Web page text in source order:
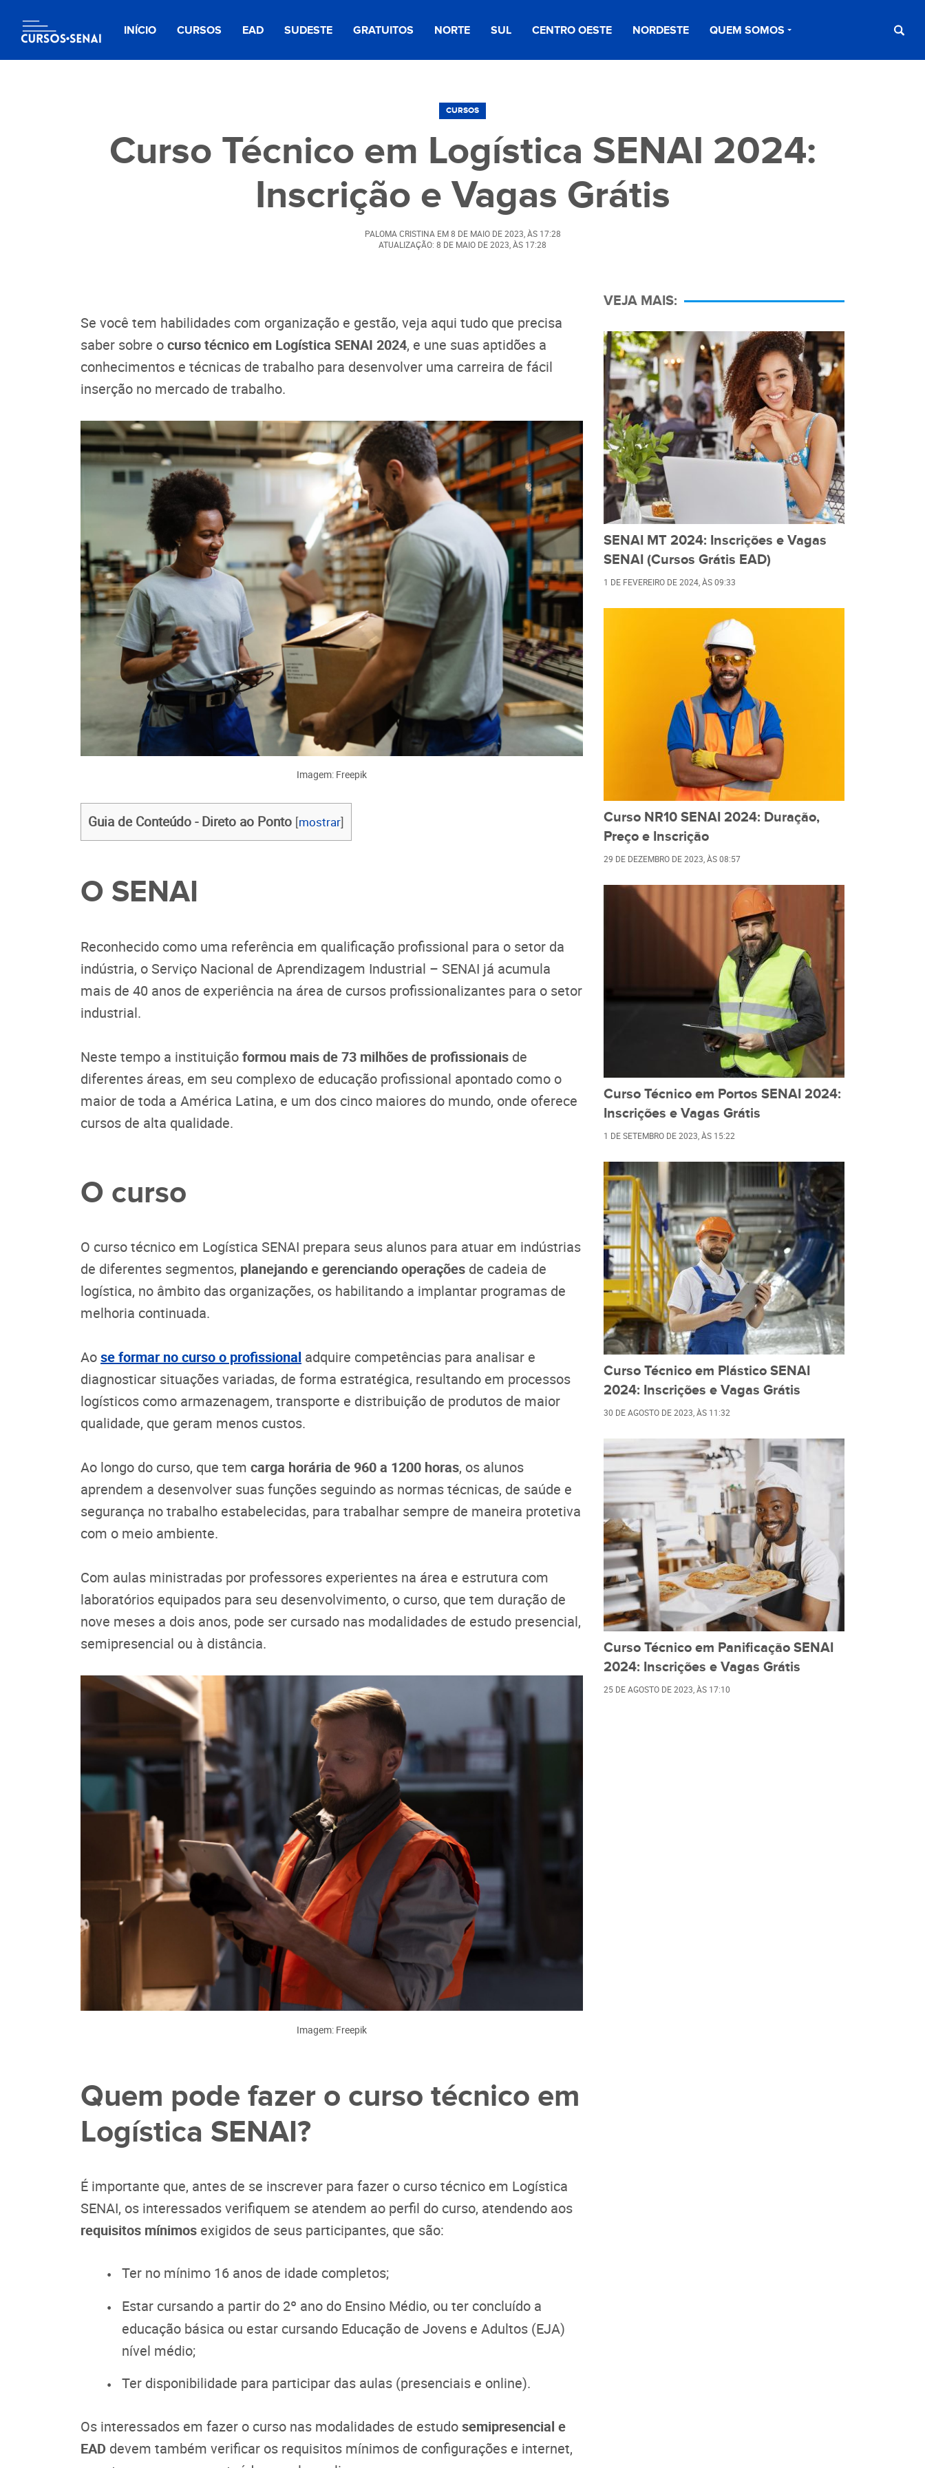
INÍCIO CURSOS EAD SUDESTE GRATUITOS NORTE SUL CENTRO OESTE NORDESTE QUEM SOMOS
CURSOS
Curso Técnico em Logística SENAI 2024:
Inscrição e Vagas Grátis
PALOMA CRISTINA EM8 DE MAIO DE 2023 , ÀS 17:28
ATUALIZAÇÃO: 8 DE MAIO DE 2023, ÀS 17:28
Se você tem habilidades com organização e gestão, veja aqui tudo que precisa
saber sobre ocurso técnico em Logística SENAI 2024, e une suas aptidões a
conhecimentos e técnicas de trabalho para desenvolver uma carreira de fácil
inserção no mercado de trabalho.
Imagem: Freepik
Guia de Conteúdo - Direto ao Ponto [mostrar]
O SENAI
Reconhecido como uma referência em qualificação profissional para o setor da
indústria, o Serviço Nacional de Aprendizagem Industrial – SENAI já acumula
mais de 40 anos de experiência na área de cursos profissionalizantes para o setor
industrial.
Neste tempo a instituiçãoformou mais de 73 milhões de profissionais de
diferentes áreas, em seu complexo de educação profissional apontado como o
maior de toda a América Latina, e um dos cinco maiores do mundo, onde oferece
cursos de alta qualidade.
O curso
O curso técnico em Logística SENAI prepara seus alunos para atuar em indústrias
de diferentes segmentos, planejando e gerenciando operações de cadeia de
logística, no âmbito das organizações, os habilitando a implantar programas de
melhoria continuada.
Aose formar no curso o profissional adquire competências para analisar e
diagnosticar situações variadas, de forma estratégica, resultando em processos
logísticos como armazenagem, transporte e distribuição de produtos de maior
qualidade, que geram menos custos.
Ao longo do curso, que tem carga horária de 960 a 1200 horas, os alunos
aprendem a desenvolver suas funções seguindo as normas técnicas, de saúde e
segurança no trabalho estabelecidas, para trabalhar sempre de maneira protetiva
com o meio ambiente.
Com aulas ministradas por professores experientes na área e estrutura com
laboratórios equipados para seu desenvolvimento, o curso, que tem duração de
nove meses a dois anos, pode ser cursado nas modalidades de estudo presencial,
semipresencial ou à distância.
Imagem: Freepik
Quem pode fazer o curso técnico em
Logística SENAI?
É importante que, antes de se inscrever para fazer o curso técnico em Logística
SENAI, os interessados verifiquem se atendem ao perfil do curso, atendendo aos
requisitos mínimos exigidos de seus participantes, que são:
Ter no mínimo 16 anos de idade completos;
Estar cursando a partir do 2º ano do Ensino Médio, ou ter concluído a
educação básica ou estar cursando Educação de Jovens e Adultos (EJA)
nível médio;
Ter disponibilidade para participar das aulas (presenciais e online).
Os interessados em fazer o curso nas modalidades de estudosemipresencial e
EAD devem também verificar os requisitos mínimos de configurações e internet,
VEJA MAIS:
SENAI MT 2024: Inscrições e Vagas
SENAI (Cursos Grátis EAD)
1 DE FEVEREIRO DE 2024 , ÀS09:33
Curso NR10 SENAI 2024: Duração,
Preço e Inscrição
29 DE DEZEMBRO DE 2023 , ÀS08:57
Curso Técnico em Portos SENAI 2024:
Inscrições e Vagas Grátis
1 DE SETEMBRO DE 2023 , ÀS 15:22
Curso Técnico em Plástico SENAI
2024: Inscrições e Vagas Grátis
30 DE AGOSTO DE 2023 , ÀS 11:32
Curso Técnico em Panificação SENAI
2024: Inscrições e Vagas Grátis
25 DE AGOSTO DE 2023 , ÀS 17:10